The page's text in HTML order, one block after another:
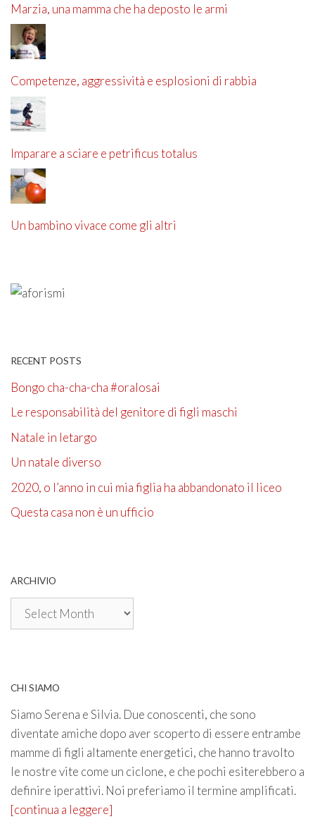
Marzia, una mamma che ha deposto le armi
Competenze, aggressività e esplosioni di rabbia
Imparare a sciare e petrificus totalus
Un bambino vivace come gli altri
RECENT POSTS
Bongo cha-cha-cha #oralosai
Le responsabilità del genitore di figli maschi
Natale in letargo
Un natale diverso
2020, o l’anno in cui mia figlia ha abbandonato il liceo
Questa casa non è un ufficio
ARCHIVIO
Archivio
CHI SIAMO
Siamo Serena e Silvia. Due conoscenti, che sono
diventate amiche dopo aver scoperto di essere entrambe
mamme di figli altamente energetici, che hanno travolto
le nostre vite come un ciclone, e che pochi esiterebbero a
definire iperattivi. Noi preferiamo il termine amplificati.
[continua a leggere]